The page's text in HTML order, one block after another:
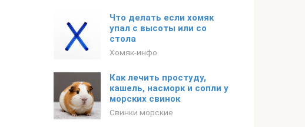
Что делать если хомяк
упал с высоты или со
стола
Хомяк-инфо
Как лечить простуду,
кашель, насморк и сопли у
морских свинок
Свинки морские